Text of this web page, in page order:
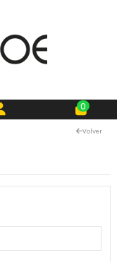
0
Volver